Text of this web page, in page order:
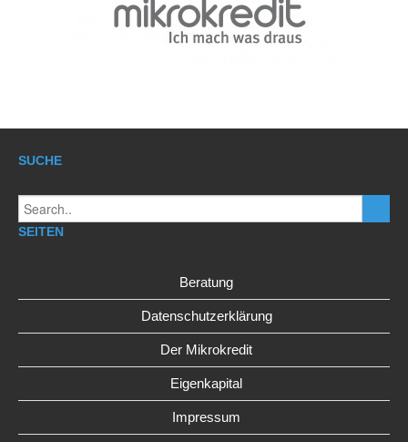
SUCHE
SEITEN
Beratung
Datenschutzerklärung
Der Mikrokredit
Eigenkapital
Impressum